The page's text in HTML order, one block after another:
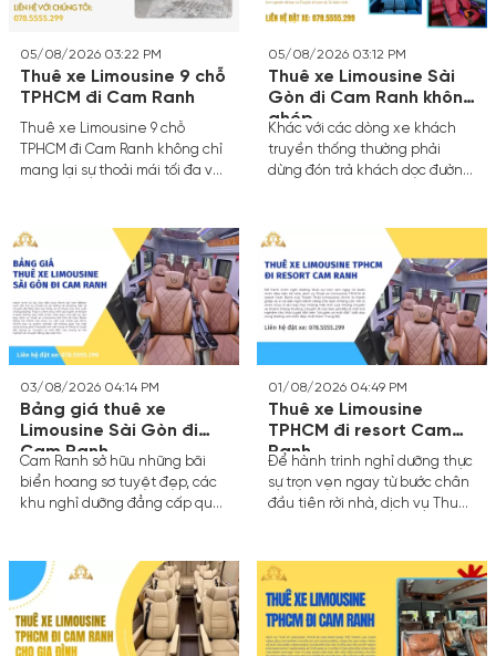
thái đúng nghĩa.
05/08/2026 03:22 PM
Thuê xe Limousine 9 chỗ
TPHCM đi Cam Ranh
Thuê xe Limousine 9 chỗ
TPHCM đi Cam Ranh không chỉ
mang lại sự thoải mái tối đa với
bảo sự riêng tư tuyệt đối cho
gia đình hoặc nhóm bạn. Thay
vì chen chúc trên các phương
tiện công cộng, dịch vụ thuê
xe limousine chuyên nghiệp
giúp bạn làm chủ lộ trình, dừng
chân nghỉ ngơi linh hoạt và tận
hưởng trọn vẹn hành trình dài
hơn 400km.
05/08/2026 03:12 PM
Thuê xe Limousine Sài
Gòn đi Cam Ranh không
ghép
Khác với các dòng xe khách
truyền thống thường phải
dừng đón trả khách dọc đường,
theo yêu cầu mang lại trải
nghiệm hoàn toàn khác biệt.
Bạn được quyền quyết định
giờ khởi hành, điểm đón và
điểm dừng nghỉ chân theo ý
thích cá nhân.
03/08/2026 04:14 PM
Bảng giá thuê xe
Limousine Sài Gòn đi
Cam Ranh
Cam Ranh sở hữu những bãi
biển hoang sơ tuyệt đẹp, các
khu nghỉ dưỡng đẳng cấp quốc
thương. Khoảng cách từ
TP.HCM đến Cam Ranh khoảng
380km đến 400km tùy thuộc
vào tuyến đường di chuyển.
Trước đây, hành trình này
01/08/2026 04:49 PM
Thuê xe Limousine
TPHCM đi resort Cam
Ranh
Để hành trình nghỉ dưỡng thực
sự trọn vẹn ngay từ bước chân
đầu tiên rời nhà, dịch vụ Thuê
Limousine chính là mảnh ghép
xa xỉ và tiện nghi dành riêng
cho bạn.